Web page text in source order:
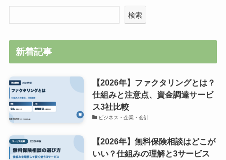
検索
新着記事
【2026年】ファクタリングとは？
仕組みと注意点、資金調達サービ
ス3社比較
ビジネス・企業・会計
【2026年】無料保険相談はどこが
いい？仕組みの理解と3サービス